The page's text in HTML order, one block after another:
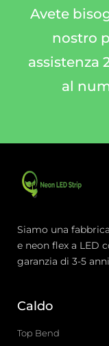
Avete
nostro
assistenza
al
Siamo una
e neon flex a LED
garanzia di 3-5
Caldo
Top Bend